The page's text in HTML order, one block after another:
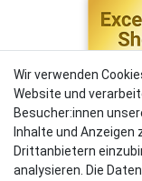
Wir verwenden
Website und
Besucher:innen
Inhalte und Anzeigen
Drittanbietern
analysieren. Die